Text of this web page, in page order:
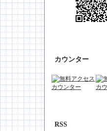
カウンター
RSS